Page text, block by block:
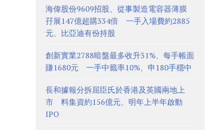
海偉股份9609招股、從事製造電容器薄膜
孖展147億超購334倍 一手入場費約2885
元、比亞迪有份持股
創新實業2788暗盤最多收升31%、每手帳面
賺1680元 一手中籤率10%、申180手穩中
長和據報分拆屈臣氏於香港及英國兩地上
市 料集資約156億元、明年上半年啟動
IPO